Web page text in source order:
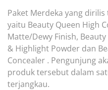
Paket Merdeka yang
yaitu Beauty Queen High
Matte/Dewy Finish,
& Highlight Powder dan
Concealer . Pengunjung
produk tersebut dalam
terjangkau.